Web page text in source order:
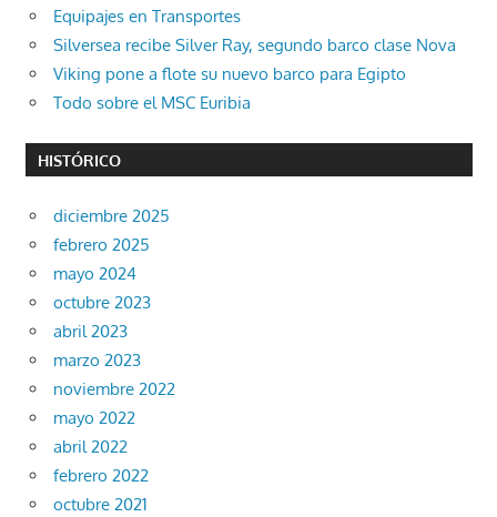
Equipajes en Transportes
Silversea recibe Silver Ray, segundo barco clase Nova
Viking pone a flote su nuevo barco para Egipto
Todo sobre el MSC Euribia
HISTÓRICO
diciembre 2025
febrero 2025
mayo 2024
octubre 2023
abril 2023
marzo 2023
noviembre 2022
mayo 2022
abril 2022
febrero 2022
octubre 2021